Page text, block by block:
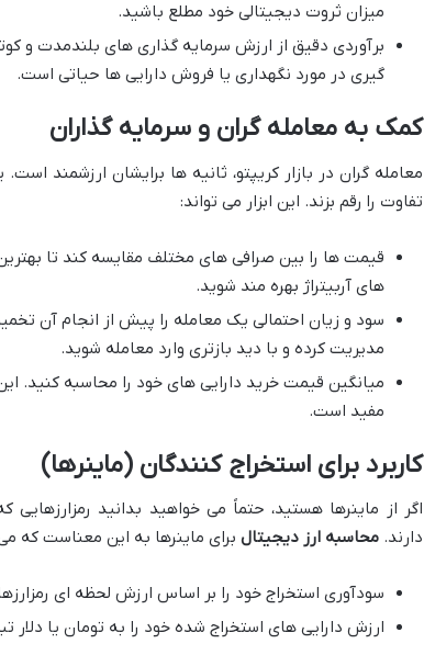
میزان ثروت دیجیتالی خود مطلع باشید.
برآوردی دقیق از ارزش سرمایه گذاری های بلندمدت و
گیری در مورد نگهداری یا فروش دارایی ها حیاتی است.
کمک به معامله گران و سرمایه گذاران
معامله گران در بازار کریپتو، ثانیه ها برایشان ارزشمند
تفاوت را رقم بزند. این ابزار می تواند:
قیمت ها را بین صرافی های مختلف مقایسه کند تا
های آربیتراژ بهره مند شوید.
سود و زیان احتمالی یک معامله را پیش از انجام آن
مدیریت کرده و با دید بازتری وارد معامله شوید.
مفید است.
کاربرد برای استخراج کنندگان (ماینرها)
اگر از ماینرها هستید، حتماً می خواهید بدانید
دارند.محاسبه ارز دیجیتال برای ماینرها به این معناست که
سودآوری استخراج خود را بر اساس ارزش لحظه ای
ارزش دارایی های استخراج شده خود را به تومان یا دلار